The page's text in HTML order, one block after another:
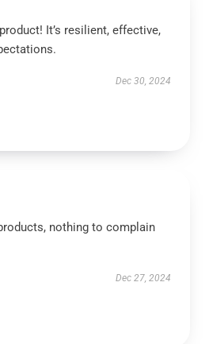
It’s resilient, effective,
Dec 30, 2024
nothing to complain
Dec 27, 2024